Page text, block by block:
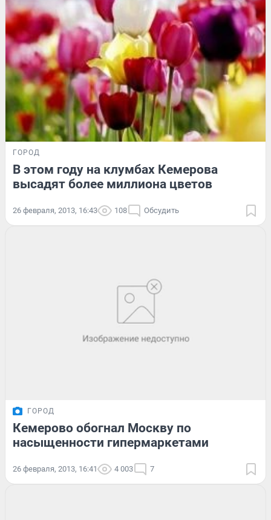
ГОРОД
В этом году на клумбах Кемерова
высадят более миллиона цветов
26 февраля, 2013, 16:43 108 Обсудить
ГОРОД
Кемерово обогнал Москву по
насыщенности гипермаркетами
26 февраля, 2013, 16:41 4 003 7